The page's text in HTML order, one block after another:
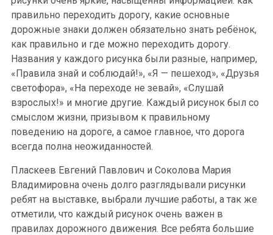
правильно переходить дорогу, какие основные
дорожные знаки должен обязательно знать ребёнок,
как правильно и где можно переходить дорогу.
Названия у каждого рисунка были разные, например,
«Правила знай и соблюдай!», «Я — пешеход», «Друзья
светофора», «На переходе не зевай», «Слушай
взрослых!» и многие другие. Каждый рисунок был со
смыслом жизни, призывом к правильному
поведению на дороге, а самое главное, что дорога
всегда полна неожиданностей.
Пласкеев Евгений Павлович и Соколова Мария
Владимировна очень долго разглядывали рисунки
ребят на выставке, выбрали лучшие работы, а так же
отметили, что каждый рисунок очень важен в
правилах дорожного движения. Все ребята большие